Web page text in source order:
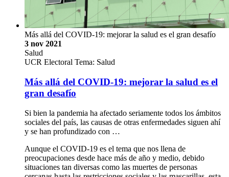
Más allá del COVID-19: mejorar la salud es el gran desafío
3 nov 2021
Salud
UCR Electoral Tema: Salud
Más allá del COVID-19: mejorar la salud es el
gran desafío
Si bien la pandemia ha afectado seriamente todos los ámbitos
sociales del país, las causas de otras enfermedades siguen ahí
y se han profundizado con …
Aunque el COVID-19 es el tema que nos llena de
preocupaciones desde hace más de año y medio, debido
situaciones tan diversas como las muertes de personas